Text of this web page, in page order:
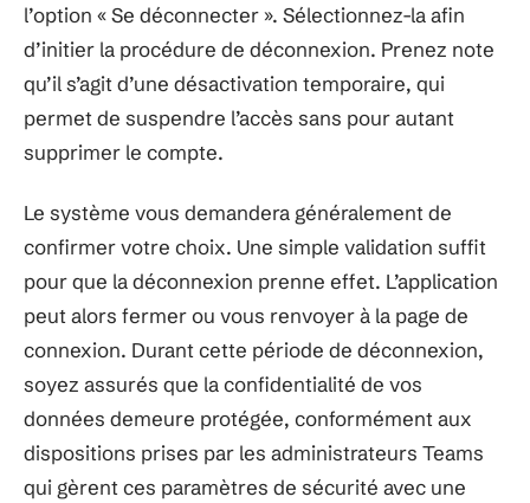
l’option « Se déconnecter ». Sélectionnez-la afin
d’initier la procédure de déconnexion. Prenez note
qu’il s’agit d’une désactivation temporaire, qui
permet de suspendre l’accès sans pour autant
supprimer le compte.
Le système vous demandera généralement de
confirmer votre choix. Une simple validation suffit
pour que la déconnexion prenne effet. L’application
peut alors fermer ou vous renvoyer à la page de
connexion. Durant cette période de déconnexion,
soyez assurés que la confidentialité de vos
données demeure protégée, conformément aux
dispositions prises par les administrateurs Teams
qui gèrent ces paramètres de sécurité avec une